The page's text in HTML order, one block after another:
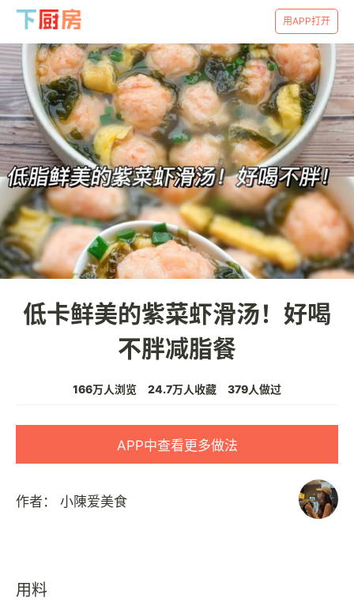
用APP打开
低卡鲜美的紫菜虾滑汤！好喝
不胖减脂餐
166万人浏览 24.7万人收藏 379人做过
APP中查看更多做法
作者： 小陳爱美食
用料